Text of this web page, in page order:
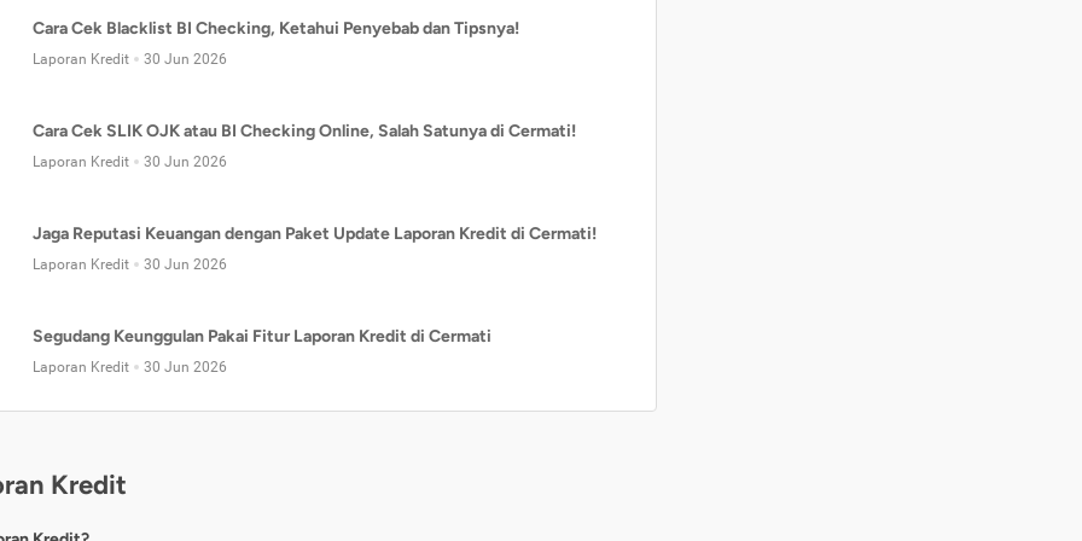
Cara Cek Blacklist BI Checking, Ketahui Penyebab dan Tipsnya!
Laporan Kredit 30 Jun 2026
Cara Cek SLIK OJK atau BI Checking Online, Salah Satunya di Cermati!
Laporan Kredit 30 Jun 2026
Jaga Reputasi Keuangan dengan Paket Update Laporan Kredit di Cermati!
Laporan Kredit 30 Jun 2026
Segudang Keunggulan Pakai Fitur Laporan Kredit di Cermati
Laporan Kredit 30 Jun 2026
Kredit